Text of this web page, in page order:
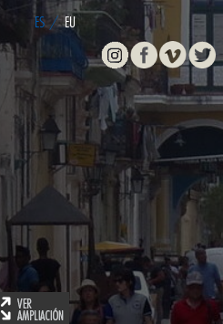
ES / EU
InstagramFacebookVimeo